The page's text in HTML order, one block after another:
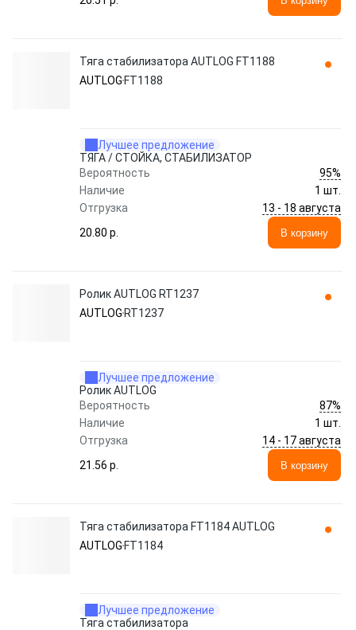
Тяга стабилизатора AUTLOG FT1188
AUTLOG FT1188
Лучшее предложение
ТЯГА / СТОЙКА, СТАБИЛИЗАТОР
Вероятность
95%
Наличие
1 шт.
Отгрузка
13 - 18 августа
20.80 p.
В корзину
Ролик AUTLOG RT1237
AUTLOG RT1237
Лучшее предложение
Ролик AUTLOG
Вероятность
87%
Наличие
1 шт.
Отгрузка
14 - 17 августа
21.56 p.
В корзину
Тяга стабилизатора FT1184 AUTLOG
AUTLOG FT1184
Лучшее предложение
Тяга стабилизатора